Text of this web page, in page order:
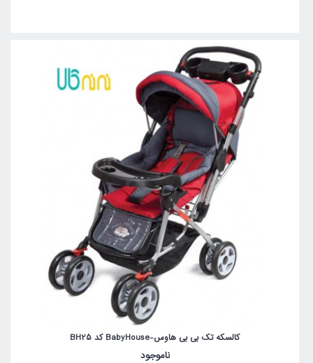
کالسکه تک بی بی هاوس-BabyHouse کد BH25
ناموجود